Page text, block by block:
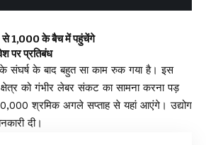
से 1,000 के बैच में पहुंचेंगे
पर प्रतिबंध
संघर्ष के बाद बहुत सा काम रुक गया है। इस
को गंभीर लेबर संकट का सामना करना पड़
श्रमिक अगले सप्ताह से यहां आएंगे। उद्योग
दी।